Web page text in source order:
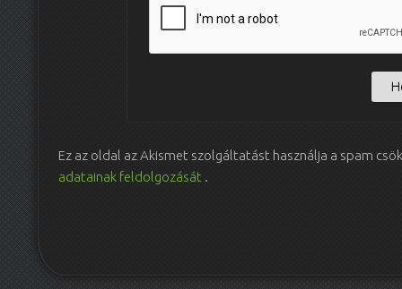
Ez az oldal az Akismet szolgáltatást használja a spam
adatainak feldolgozását .